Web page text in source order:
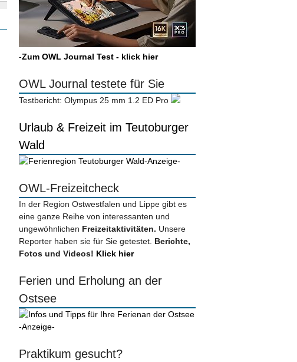
-Zum OWL Journal Test - klick hier
OWL Journal testete für Sie
Testbericht: Olympus 25 mm 1.2 ED Pro
Urlaub & Freizeit im Teutoburger
Wald
-Anzeige-
OWL-Freizeitcheck
In der Region Ostwestfalen und Lippe gibt es
eine ganze Reihe von interessanten und
ungewöhnlichen Freizeitaktivitäten. Unsere
Reporter haben sie für Sie getestet. Berichte,
Fotos und Videos! Klick hier
Ferien und Erholung an der
Ostsee
-Anzeige-
Praktikum gesucht?